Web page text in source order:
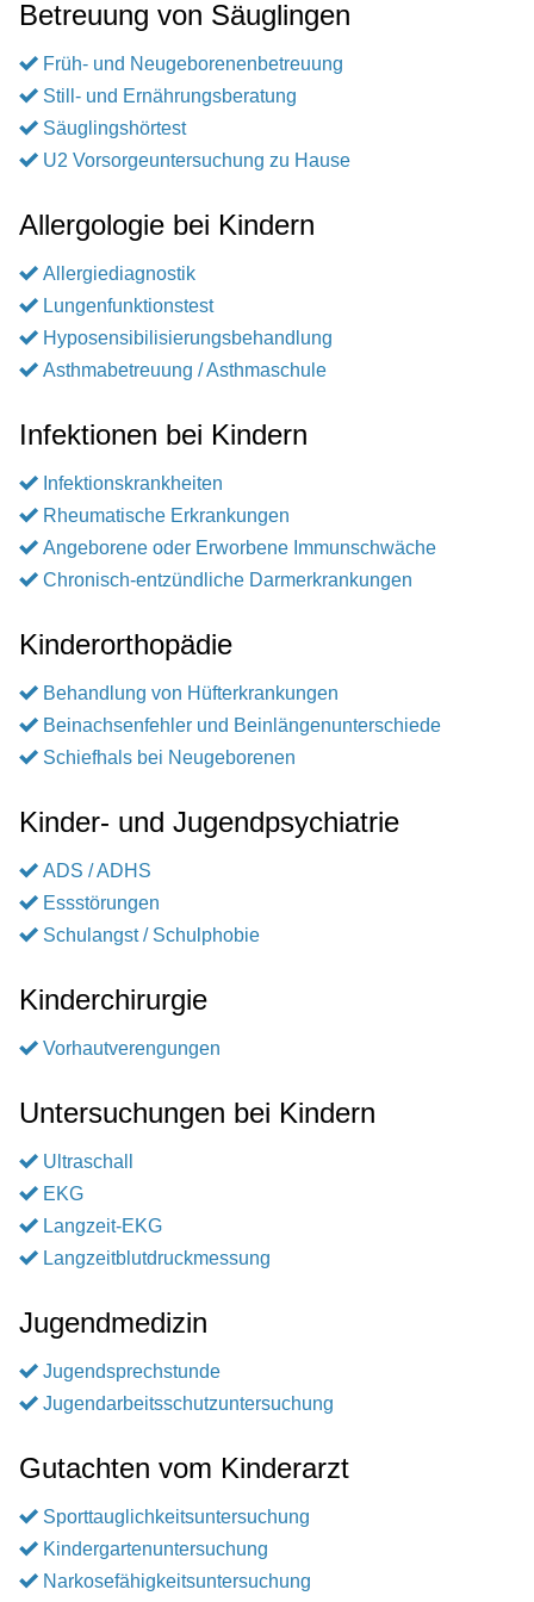
Betreuung von Säuglingen
Früh- und Neugeborenenbetreuung
Still- und Ernährungsberatung
Säuglingshörtest
U2 Vorsorgeuntersuchung zu Hause
Allergologie bei Kindern
Allergiediagnostik
Lungenfunktionstest
Hyposensibilisierungsbehandlung
Asthmabetreuung / Asthmaschule
Infektionen bei Kindern
Infektionskrankheiten
Rheumatische Erkrankungen
Angeborene oder Erworbene Immunschwäche
Chronisch-entzündliche Darmerkrankungen
Kinderorthopädie
Behandlung von Hüfterkrankungen
Beinachsenfehler und Beinlängenunterschiede
Schiefhals bei Neugeborenen
Kinder- und Jugendpsychiatrie
ADS / ADHS
Essstörungen
Schulangst / Schulphobie
Kinderchirurgie
Vorhautverengungen
Untersuchungen bei Kindern
Ultraschall
EKG
Langzeit-EKG
Langzeitblutdruckmessung
Jugendmedizin
Jugendsprechstunde
Jugendarbeitsschutzuntersuchung
Gutachten vom Kinderarzt
Sporttauglichkeitsuntersuchung
Kindergartenuntersuchung
Narkosefähigkeitsuntersuchung